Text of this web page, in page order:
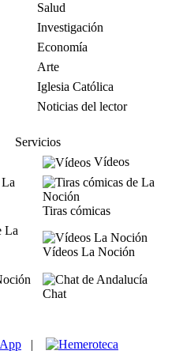
Salud
Investigación
Economía
Arte
Iglesia Católica
Noticias del lector
Servicios
Vídeos
Tiras cómicas
Vídeos La Noción
Chat
|